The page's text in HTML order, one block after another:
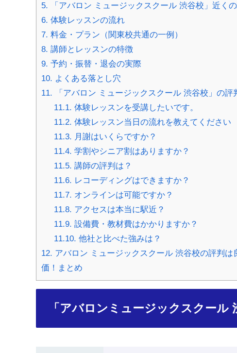
5. 「アバロン ミュージックスクール 渋谷校」近く
6. 体験レッスンの流れ
7. 料金・プラン（関東校共通の一例）
8. 講師とレッスンの特徴
9. 予約・振替・退会の実際
10. よくある落とし穴
11. 「アバロン ミュージックスクール 渋谷校」の
11.1. 体験レッスンを受講したいです。
11.2. 体験レッスン当日の流れを教えてください
11.3. 月謝はいくらですか？
11.4. 学割やシニア割はありますか？
11.5. 講師の評判は？
11.6. レコーディングはできますか？
11.7. オンラインは可能ですか？
11.8. アクセスは本当に駅近？
11.9. 設備費・教材費はかかりますか？
11.10. 他社と比べた強みは？
12. アバロン ミュージックスクール 渋谷校の評判
価！まとめ
「アバロンミュージックスクール